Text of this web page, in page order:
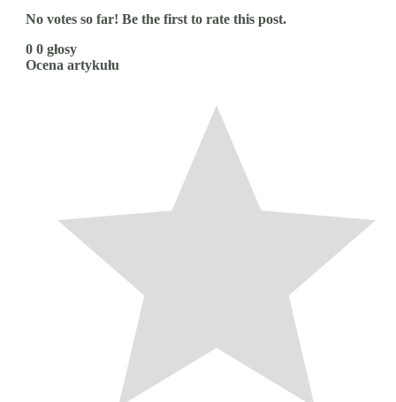
No votes so far! Be the first to rate this post.
0 0 głosy
Ocena artykułu